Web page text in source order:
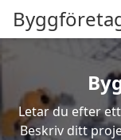
Letar du efter
Beskriv ditt